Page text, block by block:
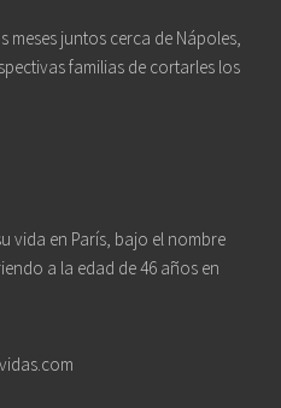
juntos cerca de Nápoles,
familias de cortarles los
vida en París, bajo el nombre
a la edad de 46 años en